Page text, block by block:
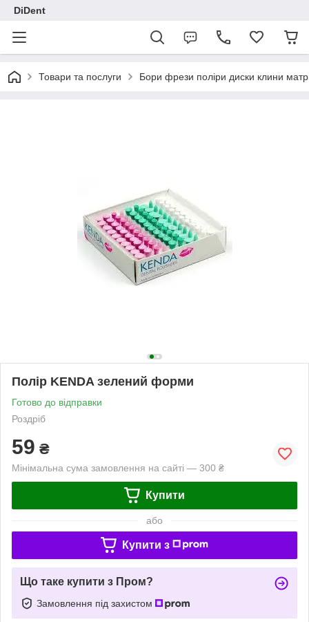
DiDent
Товари та послуги Бори фрези поліри диски клини
Полір KENDA зелений форми
Готово до відправки
Роздріб
59 ₴
Мінімальна сума замовлення на сайті — 300 ₴
Купити
або
Купити з
Що таке купити з Пром?
Замовлення під захистом